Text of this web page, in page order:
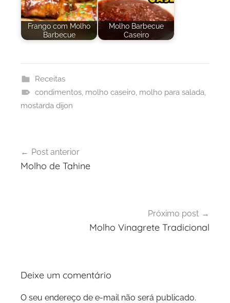
Frango com Molho
Barbecue
Molho Barbecue
Caseiro
Receitas
condimentos, molho caseiro, molho para salada,
mostarda dijon
de
Post anterior
Molho de Tahine
Próximo post
Molho Vinagrete Tradicional
Deixe um comentário
O seu endereço de e-mail não será publicado.